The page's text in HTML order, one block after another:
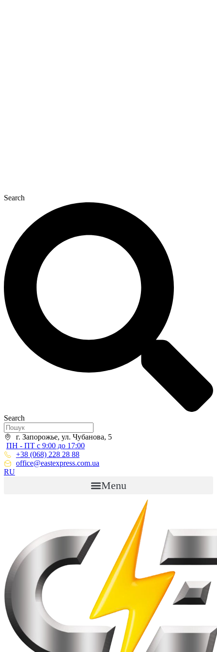
Search
Search
г. Запорожье, ул. Чубанова, 5
ПН - ПТ с 9:00 до 17:00
+38 (068) 228 28 88
office@eastexpress.com.ua
RU
Menu